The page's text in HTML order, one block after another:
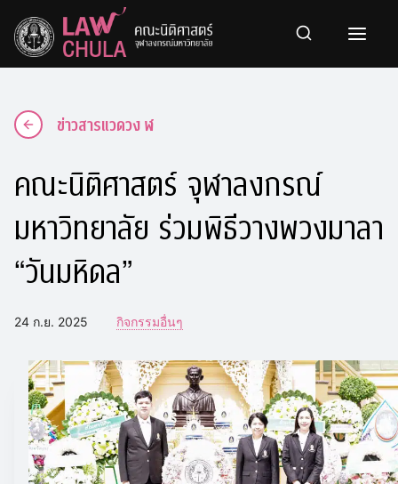
content
ข่าวสารแวดวง ฬ
คณะนิติศาสตร์ จุฬาลงกรณ์
มหาวิทยาลัย ร่วมพิธีวางพวงมาลา
“วันมหิดล”
24 ก.ย. 2025 กิจกรรมอื่นๆ